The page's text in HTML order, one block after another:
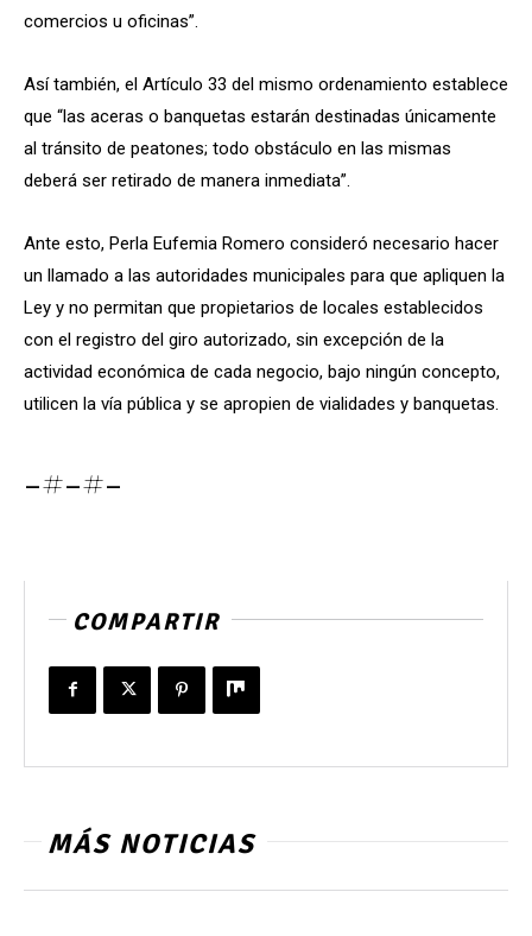
comercios u oficinas”.
Así también, el Artículo 33 del mismo ordenamiento establece
que “las aceras o banquetas estarán destinadas únicamente
al tránsito de peatones; todo obstáculo en las mismas
deberá ser retirado de manera inmediata”.
Ante esto, Perla Eufemia Romero consideró necesario hacer
un llamado a las autoridades municipales para que apliquen la
Ley y no permitan que propietarios de locales establecidos
con el registro del giro autorizado, sin excepción de la
actividad económica de cada negocio, bajo ningún concepto,
utilicen la vía pública y se apropien de vialidades y banquetas.
-#-#-
COMPARTIR
MÁS NOTICIAS